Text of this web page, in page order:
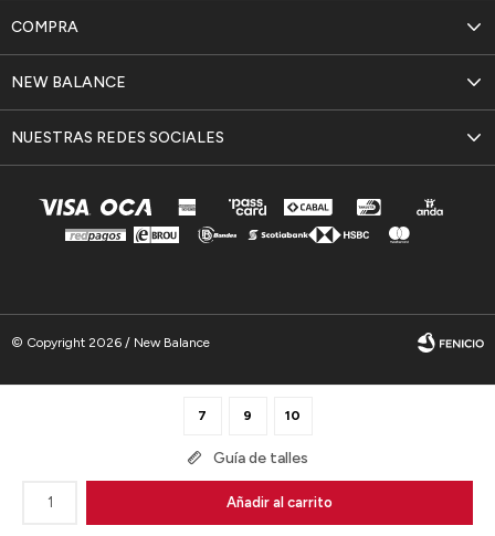
7 9 10
Guía de talles
1 Añadir al carrito
NEW BALANCE
COMPRA
NUESTRAS REDES SOCIALES
© Copyright 2026 / New Balance